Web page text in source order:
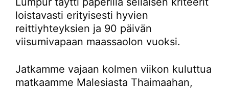
loistavasti erityisesti hyvien
reittiyhteyksien ja 90 päivän
viisumivapaan maassaolon vuoksi.
Jatkamme vajaan kolmen viikon kuluttua
matkaamme Malesiasta Thaimaahan,